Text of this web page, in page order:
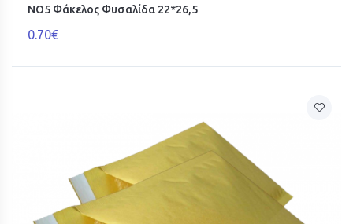
ΝΟ5 Φάκελος Φυσαλίδα 22*26,5
0.70€